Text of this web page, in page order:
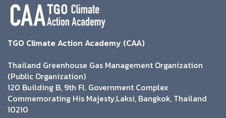
TGO Climate Action Academy (CAA)
Thailand Greenhouse Gas Management Organization
(Public Organization)
120 Building B, 9th Fl. Government Complex
Commemorating His Majesty,Laksi, Bangkok, Thailand
10210